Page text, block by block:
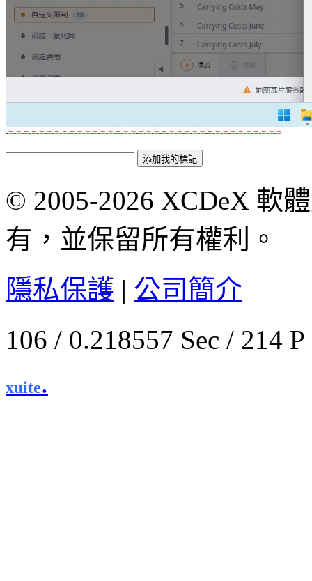
-=-=-=-=-=-=-=-=-=-=-=-=-=-=-=-=-=-=-=-=-=-=-=-=-=-=-=-=-=-=-=-=-=-=-=-=
© 2005-2026 XCDeX 軟
有，並保留所有權利。
隱私保護 | 公司簡介
106 / 0.218557 Sec / 214
xuite.